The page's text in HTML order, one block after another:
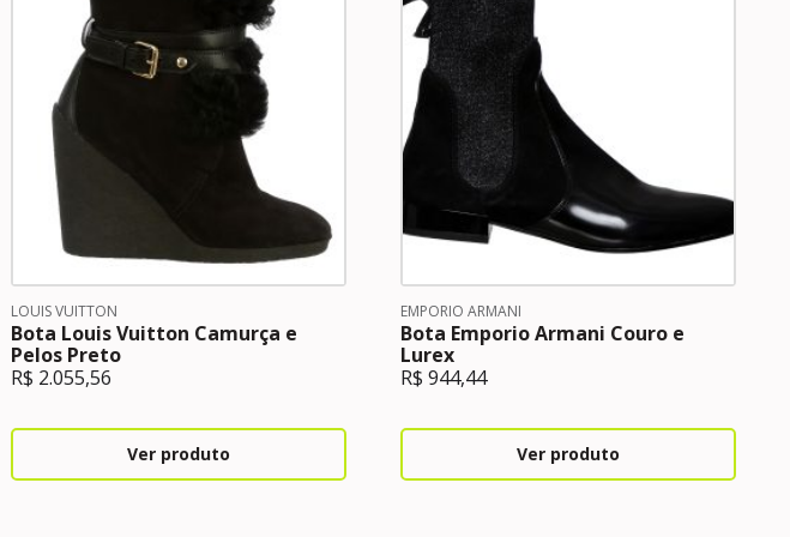
LOUIS VUITTON
Bota Louis Vuitton Camurça e
Pelos Preto
R$ 2.055,56
Ver produto
EMPORIO ARMANI
Bota Emporio Armani Couro e
Lurex
R$ 944,44
Ver produto